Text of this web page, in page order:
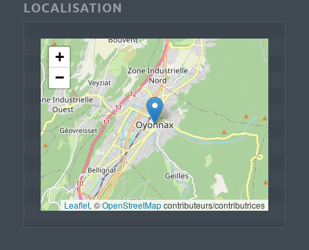
LOCALISATION
+
−
Leaflet, © OpenStreetMap contributeurs/contributrices